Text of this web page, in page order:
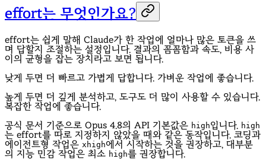
effort는 무엇인가요?
effort는 쉽게 말해 Claude가 한 작업에 얼마나 많은 토큰을 쓰
며 답할지 조절하는 설정입니다. 결과의 꼼꼼함과 속도, 비용 사
이의 균형을 잡는 장치라고 보면 됩니다.
낮게 두면 더 빠르고 가볍게 답합니다. 가벼운 작업에 좋습니다.
높게 두면 더 깊게 분석하고, 도구도 더 많이 사용할 수 있습니다.
복잡한 작업에 좋습니다.
공식 문서 기준으로 Opus 4.8의 API 기본값은 high입니다. high
는 effort를 따로 지정하지 않았을 때와 같은 동작입니다. 코딩과
에이전트형 작업은 xhigh에서 시작하는 것을 권장하고, 대부분
의 지능 민감 작업은 최소 high를 권장합니다.